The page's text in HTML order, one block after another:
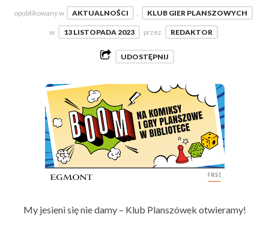
opublikowany w AKTUALNOŚCI , KLUB GIER PLANSZOWYCH
w 13 LISTOPADA 2023 przez REDAKTOR
UDOSTĘPNIJ
My jesieni się nie damy – Klub Planszówek otwieramy!